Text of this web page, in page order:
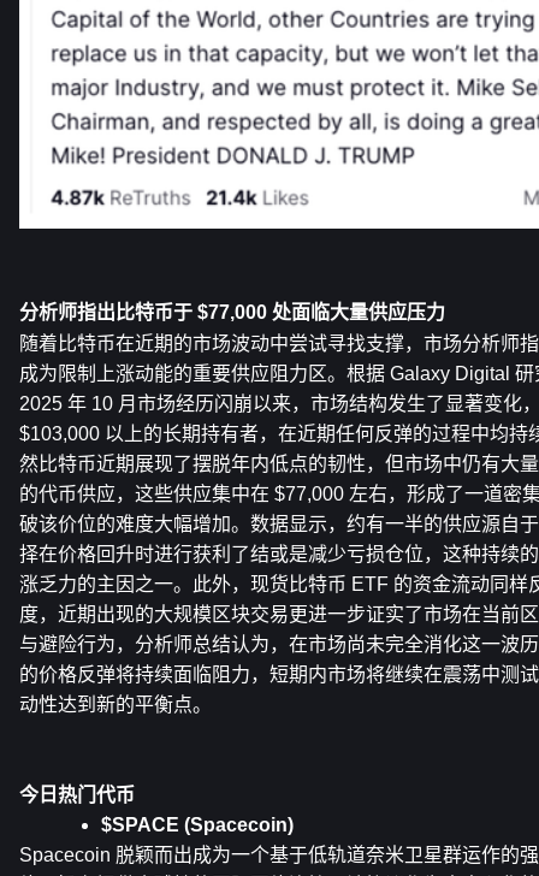
分析师指出比特币于 $77,000 处面临大量供应压力
随着比特币在近期的市场波动中尝试寻找支撑，市场分析师
成为限制上涨动能的重要供应阻力区。根据 Galaxy Digital
2025 年 10 月市场经历闪崩以来，市场结构发生了显著变化
$103,000 以上的长期持有者，在近期任何反弹的过程中均持
然比特币近期展现了摆脱年内低点的韧性，但市场中仍有大
的代币供应，这些供应集中在 $77,000 左右，形成了一道密
破该价位的难度大幅增加。数据显示，约有一半的供应源自
择在价格回升时进行获利了结或是减少亏损仓位，这种持续
涨乏力的主因之一。此外，现货比特币 ETF 的资金流动同样
度，近期出现的大规模区块交易更进一步证实了市场在当前
与避险行为，分析师总结认为，在市场尚未完全消化这一波
的价格反弹将持续面临阻力，短期内市场将继续在震荡中测
动性达到新的平衡点。
今日热门代币
$SPACE (Spacecoin)
Spacecoin 脱颖而出成为一个基于低轨道奈米卫星群运作的